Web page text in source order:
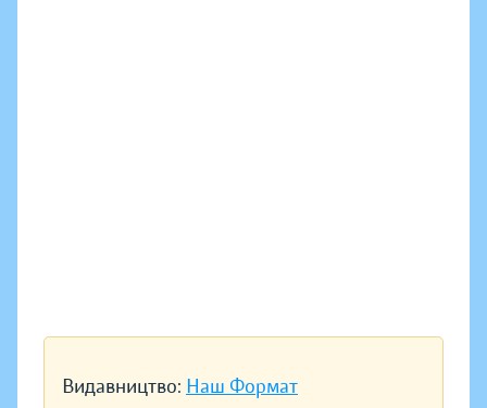
Видавництво: Наш Формат